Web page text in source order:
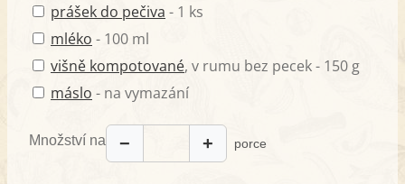
prášek do pečiva - 1 ks
mléko - 100 ml
višně kompotované, v rumu bez pecek - 150 g
máslo - na vymazání
Množství na − + porce